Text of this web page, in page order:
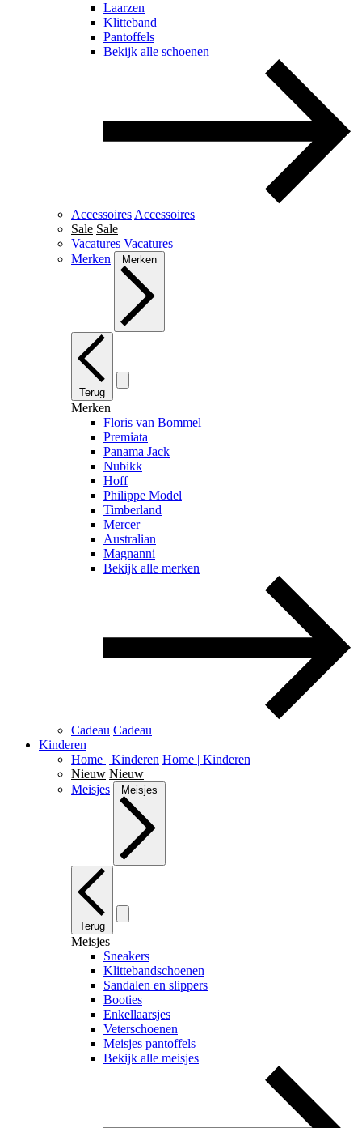
Laarzen
Klitteband
Pantoffels
Bekijk alle schoenen
Accessoires Accessoires
Sale Sale
Vacatures Vacatures
Merken
Merken
Terug
Merken
Floris van Bommel
Premiata
Panama Jack
Nubikk
Hoff
Philippe Model
Timberland
Mercer
Australian
Magnanni
Bekijk alle merken
Cadeau Cadeau
Kinderen
Home | Kinderen Home | Kinderen
Nieuw Nieuw
Meisjes
Meisjes
Terug
Meisjes
Sneakers
Klittebandschoenen
Sandalen en slippers
Booties
Enkellaarsjes
Veterschoenen
Meisjes pantoffels
Bekijk alle meisjes